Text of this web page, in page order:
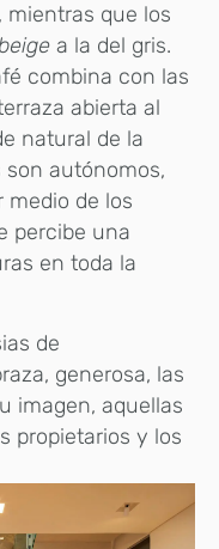
mientras que los
a la del gris.
combina con las
abierta al
natural de la
autónomos,
medio de los
percibe una
en toda la
de
generosa, las
imagen, aquellas
propietarios y los